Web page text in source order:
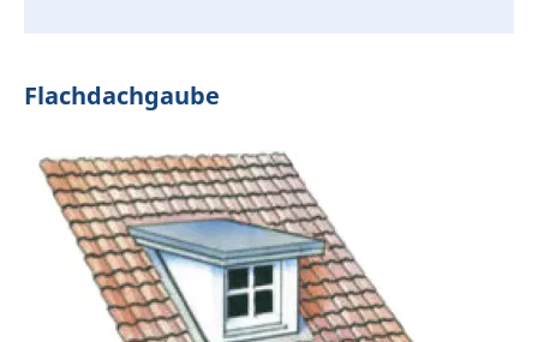
Flachdachgaube